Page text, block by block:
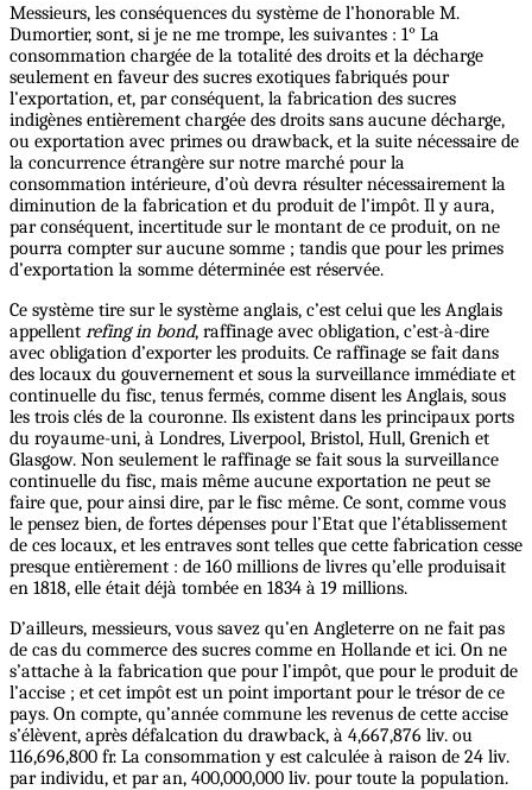
Messieurs, les conséquences du système de l’honorable M.
Dumortier, sont, si je ne me trompe, les suivantes : 1° La
consommation chargée de la totalité des droits et la décharge
seulement en faveur des sucres exotiques fabriqués pour
l’exportation, et, par conséquent, la fabrication des sucres
indigènes entièrement chargée des droits sans aucune décharge,
ou exportation avec primes ou drawback, et la suite nécessaire de
la concurrence étrangère sur notre marché pour la
consommation intérieure, d’où devra résulter nécessairement la
diminution de la fabrication et du produit de l’impôt. Il y aura,
par conséquent, incertitude sur le montant de ce produit, on ne
pourra compter sur aucune somme ; tandis que pour les primes
d’exportation la somme déterminée est réservée.
Ce système tire sur le système anglais, c’est celui que les Anglais
appellent refing in bond, raffinage avec obligation, c’est-à-dire
avec obligation d’exporter les produits. Ce raffinage se fait dans
des locaux du gouvernement et sous la surveillance immédiate et
continuelle du fisc, tenus fermés, comme disent les Anglais, sous
les trois clés de la couronne. Ils existent dans les principaux ports
du royaume-uni, à Londres, Liverpool, Bristol, Hull, Grenich et
Glasgow. Non seulement le raffinage se fait sous la surveillance
continuelle du fisc, mais même aucune exportation ne peut se
faire que, pour ainsi dire, par le fisc même. Ce sont, comme vous
le pensez bien, de fortes dépenses pour l’Etat que l’établissement
de ces locaux, et les entraves sont telles que cette fabrication cesse
presque entièrement : de 160 millions de livres qu’elle produisait
en 1818, elle était déjà tombée en 1834 à 19 millions.
D’ailleurs, messieurs, vous savez qu’en Angleterre on ne fait pas
de cas du commerce des sucres comme en Hollande et ici. On ne
s’attache à la fabrication que pour l’impôt, que pour le produit de
l’accise ; et cet impôt est un point important pour le trésor de ce
pays. On compte, qu’année commune les revenus de cette accise
s’élèvent, après défalcation du drawback, à 4,667,876 liv. ou
116,696,800 fr. La consommation y est calculée à raison de 24 liv.
par individu, et par an, 400,000,000 liv. pour toute la population.